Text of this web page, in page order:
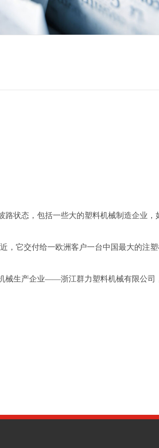
状态，包括一些大的塑料机械制造企业
，它交付给一欧洲客户一台中国最大的注
械生产企业——浙江群力塑料机械有限公司